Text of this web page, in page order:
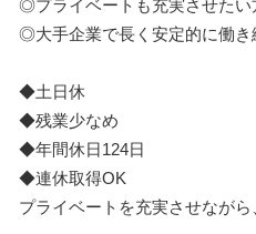
◎プライベートも充実させたい
◎大手企業で長く安定的に働
◆土日休
◆残業少なめ
◆年間休日124日
◆連休取得OK
プライベートを充実させなが